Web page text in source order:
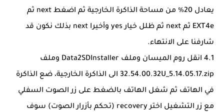
يعادل 20% من مساحة الذاكرة الخارجية ثم اضغط next ثم
EXT4e ثم next ثم ظلل خيار yes وأخيرا next بذلك نكون قد
شارفنا على الانتهاء.
4.1 انقل روم الميسان وملف Data2SDInstaller وملف
32.54.00.32U_5.14.05.17.zip الى الذاكرة الخارجية، ضع الذاكرة
في الهاتف ثم شغل الهاتف بالضغط على زر الصوت السفلي
مع زر التشغيل اختر recovery (تحكم بأزرار الصوت) سوف